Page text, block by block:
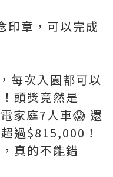
印章，可以完成
每次入園都可以
頭獎竟然是
家庭7人車😱 還
過$815,000！
真的不能錯